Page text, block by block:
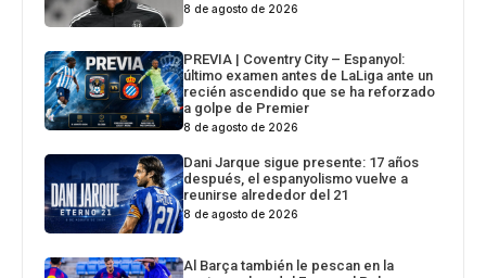
8 de agosto de 2026
PREVIA | Coventry City – Espanyol:
último examen antes de LaLiga ante un
recién ascendido que se ha reforzado
a golpe de Premier
8 de agosto de 2026
Dani Jarque sigue presente: 17 años
después, el espanyolismo vuelve a
reunirse alrededor del 21
8 de agosto de 2026
Al Barça también le pescan en la